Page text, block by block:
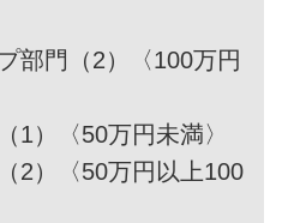
部門（2）〈100万円
1）〈50万円未満〉
2）〈50万円以上100